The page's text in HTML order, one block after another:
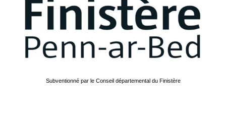
Subventionné par le Conseil départemental du Finistère